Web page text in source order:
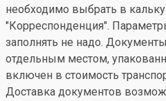
необходимо выбрать в
"Корреспонденция".
заполнять не надо.
отдельным местом,
включен в стоимость
Доставка документов